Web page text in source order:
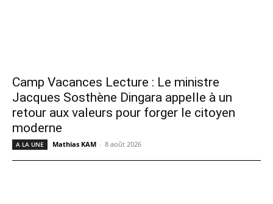
Camp Vacances Lecture : Le ministre
Jacques Sosthène Dingara appelle à un
retour aux valeurs pour forger le citoyen
moderne
A LA UNE Mathias KAM - 8 août 2026